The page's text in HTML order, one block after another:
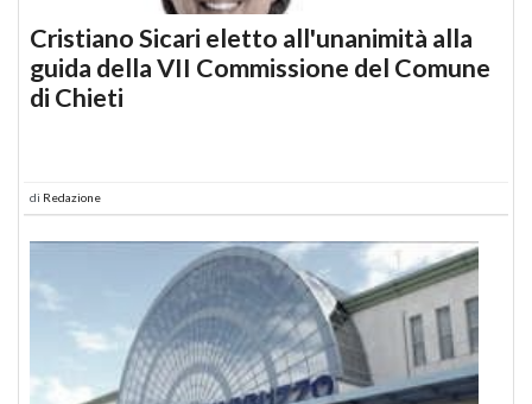
Cristiano Sicari eletto all'unanimità alla
guida della VII Commissione del Comune
di Chieti
di Redazione